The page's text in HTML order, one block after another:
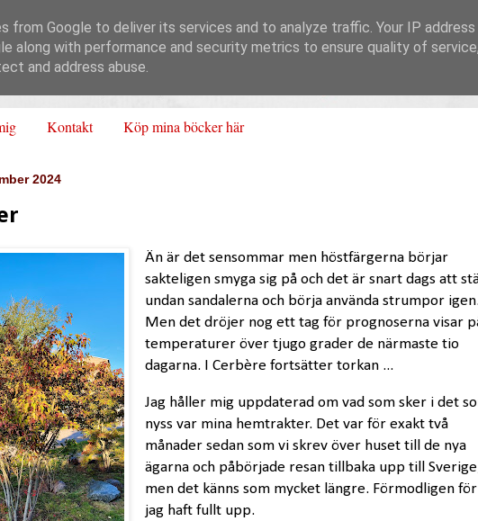
Kontakt Köp mina böcker här
2024
Än är det sensommar men höstfärgerna börjar
sakteligen smyga sig på och det är snart dags att
undan sandalerna och börja använda strumpor igen.
Men det dröjer nog ett tag för prognoserna visar
temperaturer över tjugo grader de närmaste tio
dagarna. I Cerbère fortsätter torkan ...
Jag håller mig uppdaterad om vad som sker i det
nyss var mina hemtrakter. Det var för exakt två
månader sedan som vi skrev över huset till de nya
ägarna och påbörjade resan tillbaka upp till
men det känns som mycket längre. Förmodligen
jag haft fullt upp.
from Google to deliver its services and to analyze traffic. Your IP
along with performance and security metrics to ensure quality of
and address abuse.